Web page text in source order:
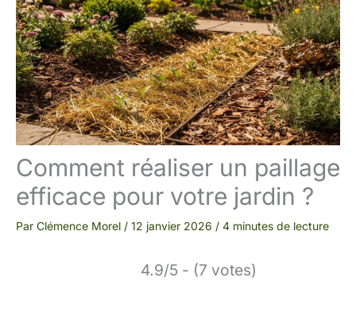
Comment réaliser un paillage
efficace pour votre jardin ?
Par Clémence Morel / 12 janvier 2026 / 4 minutes de lecture
4.9/5 - (7 votes)